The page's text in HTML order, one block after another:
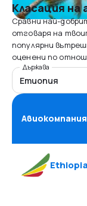
Класация на
Сравни най-
отговаря на
популярни
оценени по
Държава
Етиопия
Авиокомпания